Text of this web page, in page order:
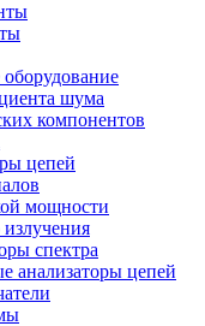
шума
компонентов
цепей
мощности
спектра
анализаторы цепей